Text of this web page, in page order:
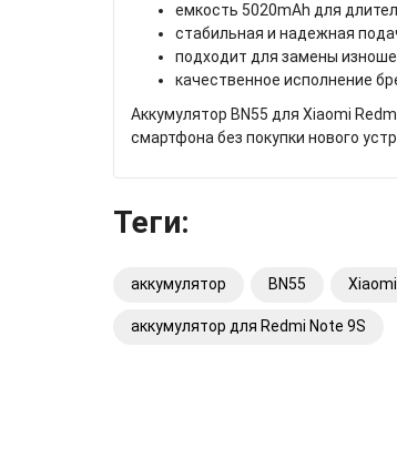
емкость 5020mAh для
стабильная и надежная
подходит для замены
качественное исполнение
Аккумулятор BN55 для Xiaomi
смартфона без покупки нового
Теги:
аккумулятор BN55
аккумулятор для Redmi Note 9S